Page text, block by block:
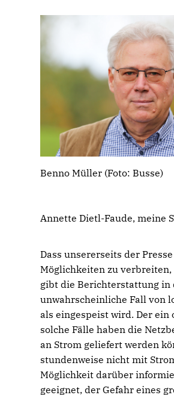
Benno Müller (Foto: Busse)
Annette Dietl-Faude, meine
Dass unsererseits der
Möglichkeiten zu
gibt die Berichterstattung in
unwahrscheinliche Fall von
als eingespeist wird. Der
solche Fälle haben die
an Strom geliefert werden
stundenweise nicht mit
Möglichkeit darüber
geeignet, der Gefahr eines